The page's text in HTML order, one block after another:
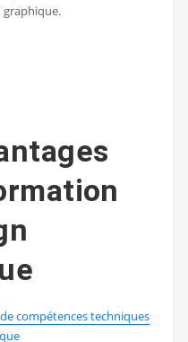
graphique.
compétences techniques